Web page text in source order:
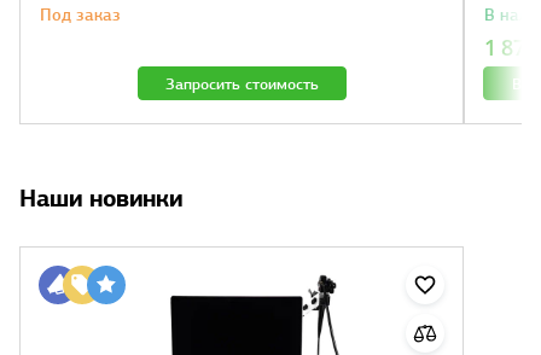
Под заказ
Запросить стоимость
В
1
В
Наши новинки